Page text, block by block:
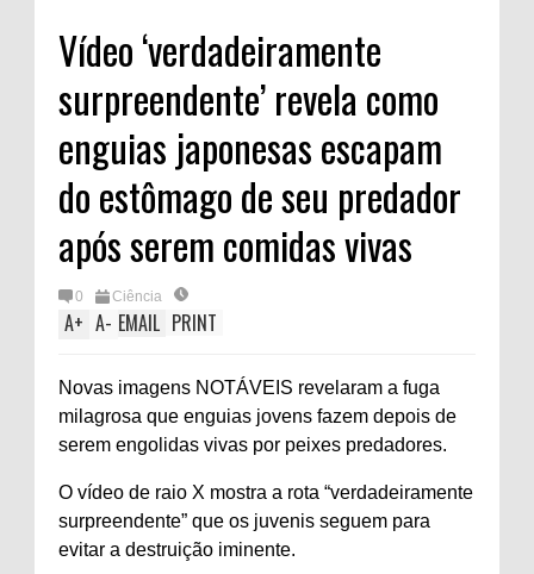
Vídeo ‘verdadeiramente
surpreendente’ revela como
enguias japonesas escapam
do estômago de seu predador
após serem comidas vivas
0 Ciência
A+ A- EMAIL PRINT
Novas imagens NOTÁVEIS revelaram a fuga
milagrosa que enguias jovens fazem depois de
serem engolidas vivas por peixes predadores.
O vídeo de raio X mostra a rota “verdadeiramente
surpreendente” que os juvenis seguem para
evitar a destruição iminente.